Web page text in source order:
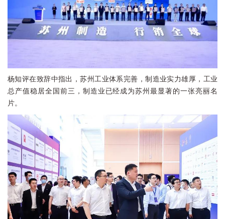
杨知评在致辞中指出，苏州工业体系完善，制造业实力雄厚，工业
总产值稳居全国前三，制造业已经成为苏州最显著的一张亮丽名
片。